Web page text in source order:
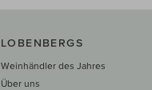
LOBENBERGS
Weinhändler des Jahres
Über uns